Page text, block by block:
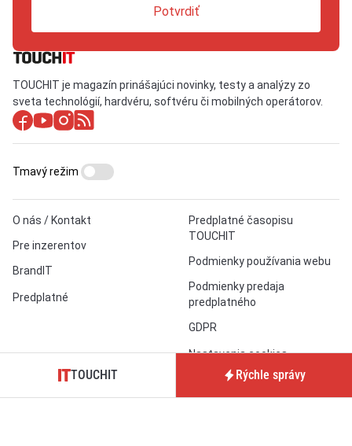
Potvrdiť
TOUCHIT je magazín prinášajúci novinky, testy a analýzy zo
sveta technológií, hardvéru, softvéru či mobilných operátorov.
O nás / Kontakt
Pre inzerentov
BrandIT
Predplatné
Predplatné časopisu
TOUCHIT
Podmienky používania webu
Podmienky predaja
predplatného
GDPR
Nastavenia cookies
Tmavý režim
TOUCHIT Rýchle správy